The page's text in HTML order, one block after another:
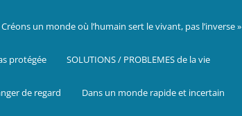
Créons un monde où l’humain sert le vivant, pas l’inverse »
protégée SOLUTIONS / PROBLEMES de la vie
de regard Dans un monde rapide et incertain